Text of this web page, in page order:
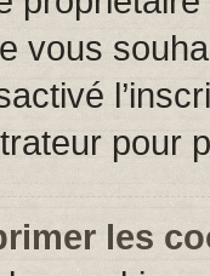
vous
pour
les